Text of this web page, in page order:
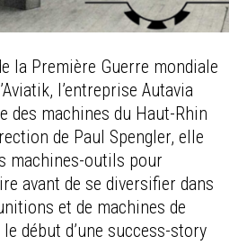
la Première Guerre mondiale
l’entreprise Autavia
des machines du Haut-Rhin
de Paul Spengler, elle
machines-outils pour
avant de se diversifier dans
et de machines de
début d’une success-story